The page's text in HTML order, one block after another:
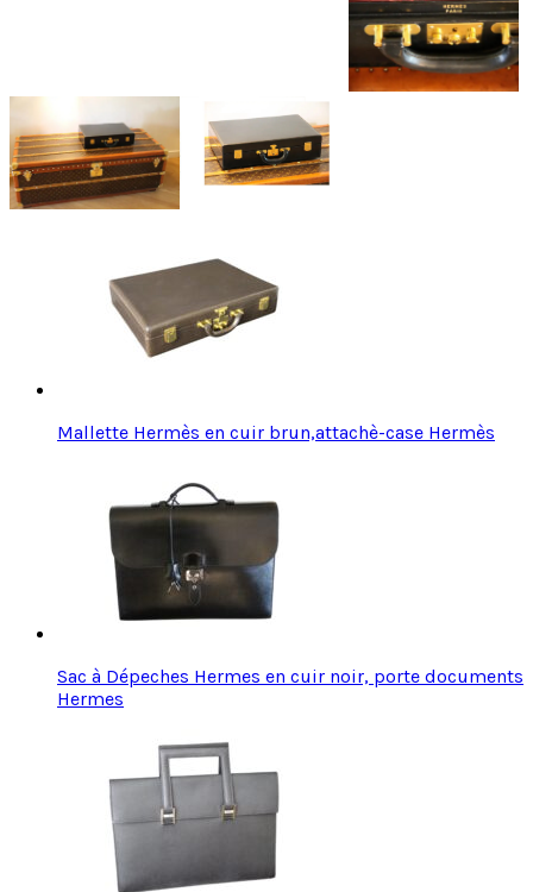
Mallette Hermès en cuir brun,attachè-case Hermès
Sac à Dépeches Hermes en cuir noir, porte documents
Hermes